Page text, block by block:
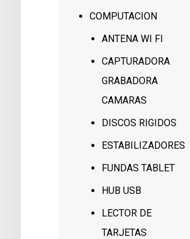
COMPUTACION
ANTENA WI FI
CAPTURADORA
GRABADORA
CAMARAS
DISCOS RIGIDOS
ESTABILIZADORES
FUNDAS TABLET
HUB USB
LECTOR DE
TARJETAS